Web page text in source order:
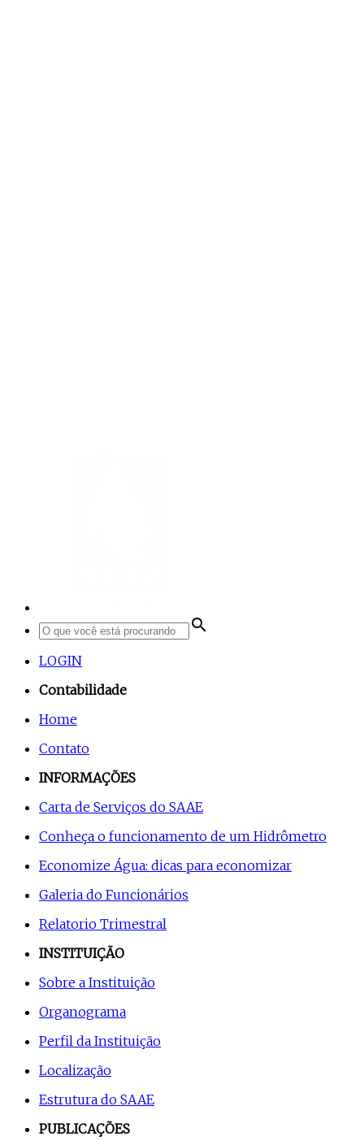
search
LOGIN
Contabilidade
Home
Contato
INFORMAÇÕES
Carta de Serviços do SAAE
Conheça o funcionamento de um Hidrômetro
Economize Água: dicas para economizar
Galeria do Funcionários
Relatorio Trimestral
INSTITUIÇÃO
Sobre a Instituição
Organograma
Perfil da Instituição
Localização
Estrutura do SAAE
PUBLICAÇÕES